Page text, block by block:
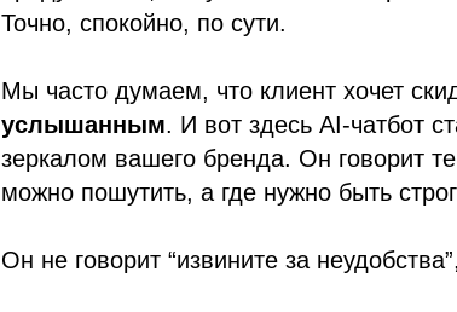
Точно, спокойно, по сути.
Мы часто думаем, что клиент хочет
услышанным. И вот здесь AI-чатбот
зеркалом вашего бренда. Он говорит
можно пошутить, а где нужно быть
Он не говорит “извините за